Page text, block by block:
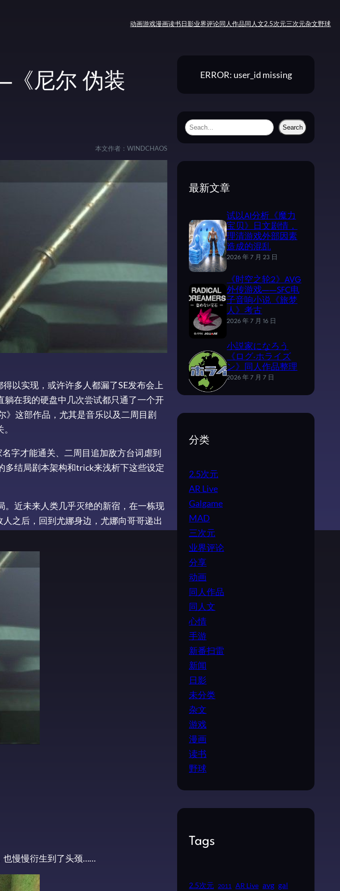
动画游戏漫画读书日影业界评论同人作品同人文2.5次元三次元杂文野球
《尼尔 伪装
本文作者： WINDCHAOS
以实现，或许许多人都漏了SE发布会上
在我的硬盘中几次尝试都只通了一个开
》这部作品，尤其是音乐以及二周目剧
字才能通关、二周目追加敌方台词虐到
结局剧本架构和trick来浅析下这些设定
。近未来人类几乎灭绝的新宿，在一栋现
之后，回到尤娜身边，尤娜向哥哥递出
也慢慢衍生到了头颈……
ERROR: user_id missing
S
e
Search
最新文章
试以AI分析《魔力
宝贝》日文剧情，
理清游戏外部因素
造成的混乱
2026 年 7 月 23 日
《时空之轮2》AVG
外传游戏——SFC电
子音响小说《旅梦
人》考古
2026 年 7 月 16 日
小説家になろう
《ログ·ホライズ
ン》同人作品整理
2026 年 7 月 7 日
分类
2.5次元
AR Live
Galgame
MAD
三次元
业界评论
分享
动画
同人作品
同人文
心情
手游
新番扫雷
新闻
日影
未分类
杂文
游戏
漫画
读书
野球
Tags
2.5次元 2011 AR Live avg gal